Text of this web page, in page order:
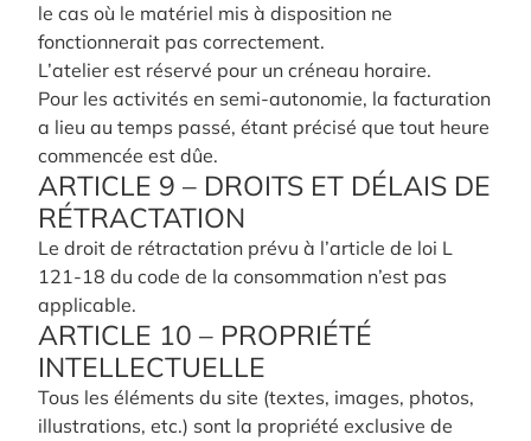
le cas où le matériel mis à disposition ne
fonctionnerait pas correctement.
L’atelier est réservé pour un créneau horaire.
Pour les activités en semi-autonomie, la facturation
a lieu au temps passé, étant précisé que tout heure
commencée est dûe.
ARTICLE 9 – DROITS ET DÉLAIS DE
RÉTRACTATION
Le droit de rétractation prévu à l’article de loi L
121-18 du code de la consommation n’est pas
applicable.
ARTICLE 10 – PROPRIÉTÉ
INTELLECTUELLE
Tous les éléments du site (textes, images, photos,
illustrations, etc.) sont la propriété exclusive de